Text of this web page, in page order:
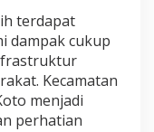
terdapat
dampak cukup
Kecamatan
menjadi
perhatian